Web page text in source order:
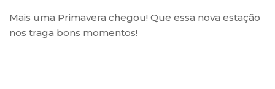
Mais uma Primavera chegou! Que essa nova estação
nos traga bons momentos!